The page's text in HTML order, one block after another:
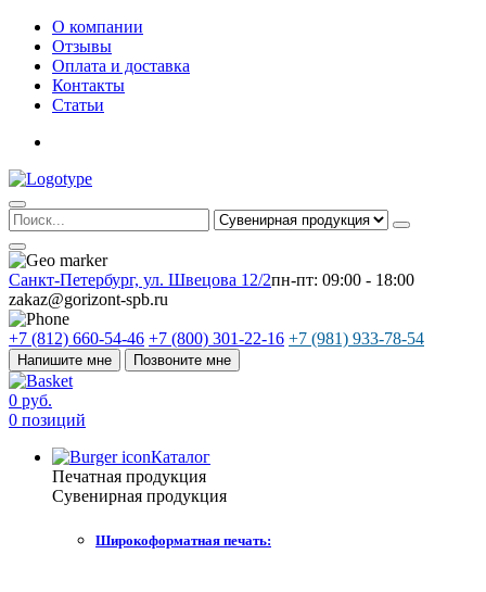
О компании
Отзывы
Оплата и доставка
Контакты
Статьи
Санкт-Петербург, ул. Швецова 12/2пн-пт: 09:00 - 18:00
zakaz@gorizont-spb.ru
+7 (812) 660-54-46 +7 (800) 301-22-16 +7 (981) 933-78-54
Напишите мне Позвоните мне
0 руб.
0 позиций
Каталог
Печатная продукция
Сувенирная продукция
Широкоформатная печать: